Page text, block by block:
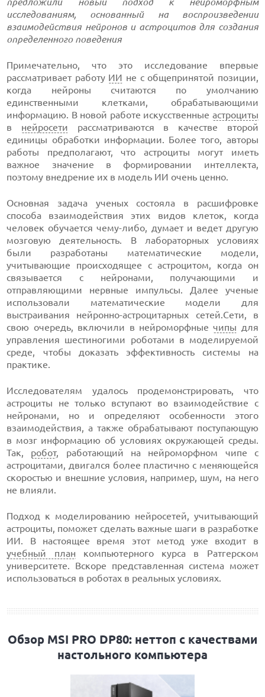
исследованиям, основанный на воспроизведении
взаимодействия нейронов и астроцитов для создания
определенного поведения
Примечательно, что это исследование впервые
рассматривает работу ИИ не с общепринятой позиции,
когда нейроны считаются по умолчанию
единственными клетками, обрабатывающими
информацию. В новой работе искусственные астроциты
в нейросети рассматриваются в качестве второй
единицы обработки информации. Более того, авторы
работы предполагают, что астроциты могут иметь
важное значение в формировании интеллекта,
поэтому внедрение их в модель ИИ очень ценно.
Основная задача ученых состояла в расшифровке
способа взаимодействия этих видов клеток, когда
человек обучается чему-либо, думает и ведет другую
мозговую деятельность. В лабораторных условиях
были разработаны математические модели,
учитывающие происходящее с астроцитом, когда он
связывается с нейронами, получающими и
отправляющими нервные импульсы. Далее ученые
использовали математические модели для
выстраивания нейронно-астроцитарных сетей.Сети, в
свою очередь, включили в нейроморфныечипы для
управления шестиногими роботами в моделируемой
среде, чтобы доказать эффективность системы на
практике.
Исследователям удалось продемонстрировать, что
астроциты не только вступают во взаимодействие с
нейронами, но и определяют особенности этого
взаимодействия, а также обрабатывают поступающую
в мозг информацию об условиях окружающей среды.
Так, робот, работающий на нейроморфном чипе с
астроцитами, двигался более пластично с меняющейся
скоростью и внешние условия, например, шум, на него
не влияли.
Подход к моделированию нейросетей, учитывающий
астроциты, поможет сделать важные шаги в разработке
ИИ. В настоящее время этот метод уже входит в
учебный план компьютерного курса в Ратгерском
университете. Вскоре представленная система может
использоваться в роботах в реальных условиях.
Обзор MSI PRO DP80: неттоп с качествами
настольного компьютера